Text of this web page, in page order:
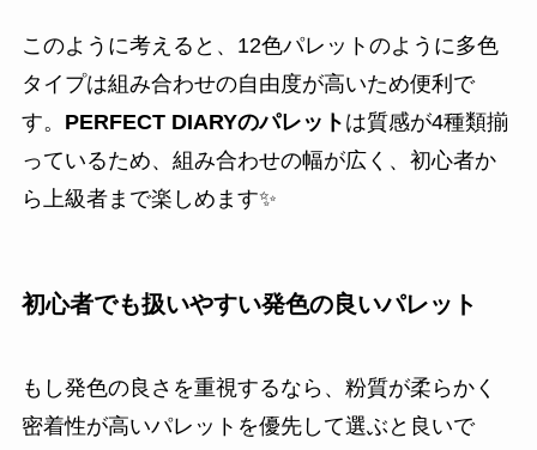
このように考えると、12色パレットのように多色
タイプは組み合わせの自由度が高いため便利で
す。 PERFECT DIARYのパレット は質感が4種類揃
っているため、組み合わせの幅が広く、初心者か
ら上級者まで楽しめます✨
初心者でも扱いやすい発色の良いパレット
もし発色の良さを重視するなら、粉質が柔らかく
密着性が高いパレットを優先して選ぶと良いで